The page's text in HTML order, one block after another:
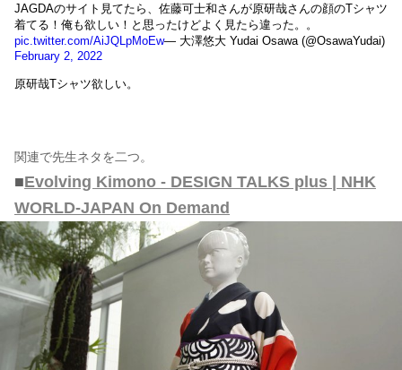
JAGDAのサイト見てたら、佐藤可士和さんが原研哉さんの顔のTシャツ
着てる！俺も欲しい！と思ったけどよく見たら違った。。
pic.twitter.com/AiJQLpMoEw— 大澤悠大 Yudai Osawa (@OsawaYudai)
February 2, 2022
原研哉Tシャツ欲しい。
関連で先生ネタを二つ。
■Evolving Kimono - DESIGN TALKS plus | NHK
WORLD-JAPAN On Demand